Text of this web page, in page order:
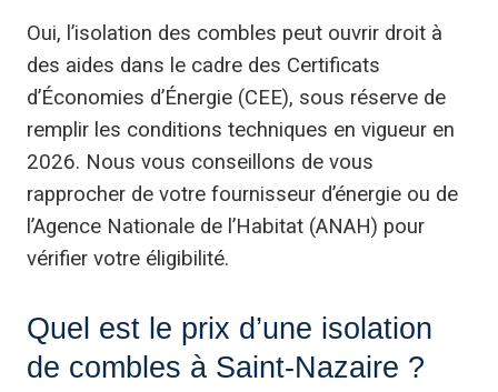
Oui, l’isolation des combles peut ouvrir droit à
des aides dans le cadre des Certificats
d’Économies d’Énergie (CEE), sous réserve de
remplir les conditions techniques en vigueur en
2026. Nous vous conseillons de vous
rapprocher de votre fournisseur d’énergie ou de
l’Agence Nationale de l’Habitat (ANAH) pour
vérifier votre éligibilité.
Quel est le prix d’une isolation
de combles à Saint-Nazaire ?